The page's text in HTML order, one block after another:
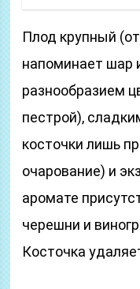
Плод крупный
напоминает шар
разнообразием
пестрой),
косточки лишь
очарование) и
аромате
черешни и
Косточка